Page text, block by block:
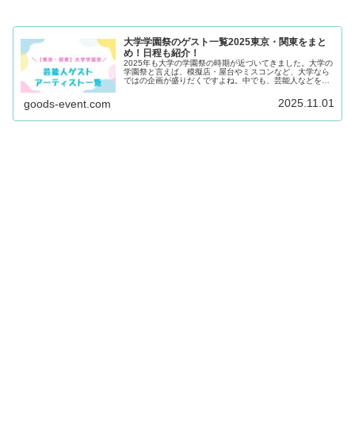
大学学園祭のゲスト一覧2025東京・関東をまと
め！日程も紹介！
2025年も大学の学園祭の時期が近づいてきました。大学の
学園祭と言えば、模擬店・屋台やミスコンなど、大学なら
ではの企画が盛りだくですよね。中でも、芸能人などをゲ
goods-event.com 2025.11.01